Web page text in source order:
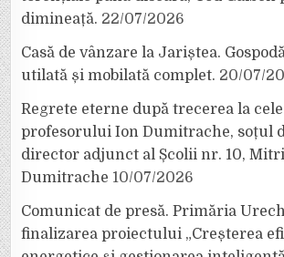
dimineață. 22/07/2026
Casă de vânzare la Jariștea.
utilată și mobilată complet. 20/07/
Regrete eterne după trecerea la
profesorului Ion Dumitrache, soțul
director adjunct al Școlii nr. 10,
Dumitrache 10/07/2026
Comunicat de presă. Primăria
finalizarea proiectului „Creșterea